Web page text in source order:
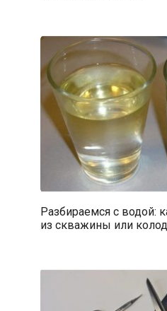
Разбираемся с водой:
из скважины или